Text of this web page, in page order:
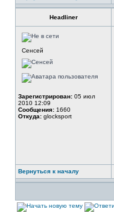
Headliner
Сенсей
Зарегистрирован: 05 июл
2010 12:09
Сообщения: 1660
Откуда: glocksport
Вернуться к началу